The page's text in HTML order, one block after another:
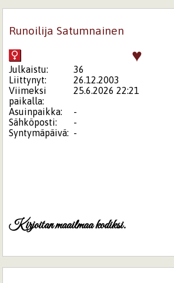
Runoilija Satumnainen
♥
Julkaistu:
36
Liittynyt:
26.12.2003
Viimeksi
paikalla:
25.6.2026 22:21
Asuinpaikka:
-
Sähköposti:
-
Syntymäpäivä: -
Kirjoitan maailmaa kodiksi.